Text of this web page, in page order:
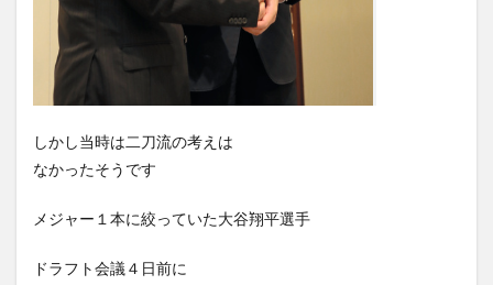
しかし当時は二刀流の考えは
なかったそうです
メジャー１本に絞っていた大谷翔平選手
ドラフト会議４日前に